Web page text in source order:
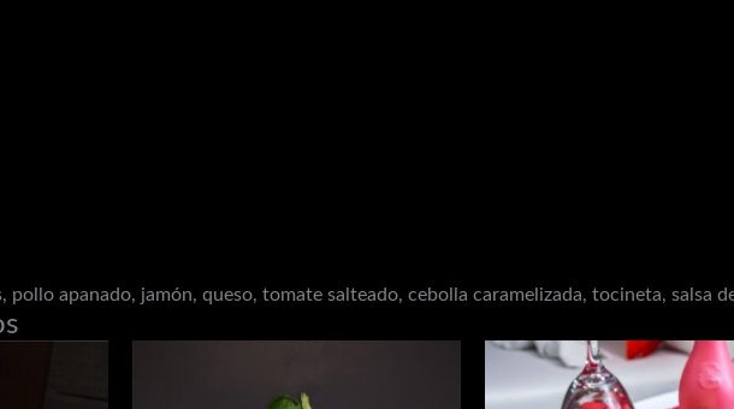
pollo apanado, jamón, queso, tomate salteado, cebolla caramelizada, tocineta, salsa